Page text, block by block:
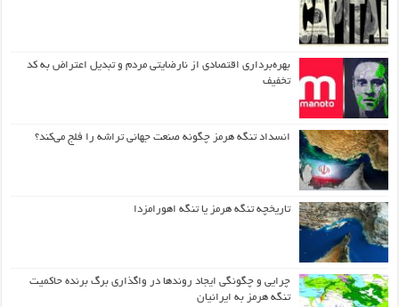
بهره‌برداری اقتصادی از نارضایتی مردم و تبدیل اعتراض به کد
تخفیف
انسداد تنگه هرمز چگونه صنعت جهانی تراشه را فلج می‌کند؟
تاریخچه تنگه هرمز یا تنگه اهورامزدا
چرایی و چگونگی ایجاد روندها در واگذاری برگ برنده حاکمیت
تنگه هرمز به ایرانیان